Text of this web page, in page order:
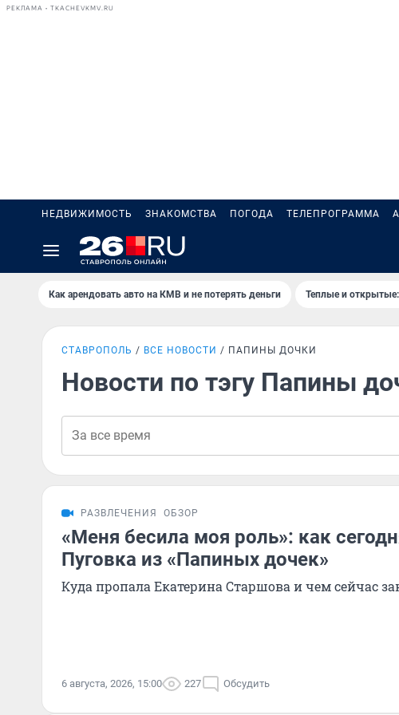
РЕКЛАМА • TKACHEVKMV.RU
НЕДВИЖИМОСТЬ ЗНАКОМСТВА ПОГОДА ТЕЛЕПРОГРАММА
Как арендовать авто на КМВ и не потерять деньги Теплые и открытые:
СТАВРОПОЛЬ ВСЕ НОВОСТИ ПАПИНЫ ДОЧКИ
Новости по тэгу Папины
РАЗВЛЕЧЕНИЯ ОБЗОР
«Меня бесила моя роль»: как
Пуговка из «Папиных дочек»
Куда пропала Екатерина Старшова и чем сейчас
6 августа, 2026, 15:00 227 Обсудить